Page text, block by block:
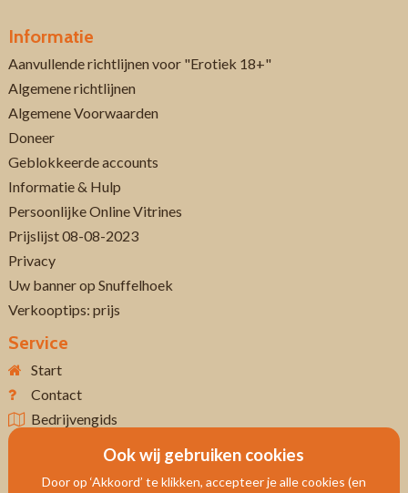
Informatie
Aanvullende richtlijnen voor "Erotiek 18+"
Algemene richtlijnen
Algemene Voorwaarden
Doneer
Geblokkeerde accounts
Informatie & Hulp
Persoonlijke Online Vitrines
Prijslijst 08-08-2023
Privacy
Uw banner op Snuffelhoek
Verkooptips: prijs
Service
Start
Contact
Bedrijvengids
Ook wij gebruiken cookies
Door op ‘Akkoord’ te klikken, accepteer je alle cookies (en